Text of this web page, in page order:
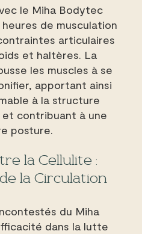
le Miha Bodytec
de musculation
articulaires
et haltères. La
les muscles à se
apportant ainsi
à la structure
contribuant à une
posture.
la Cellulite :
la Circulation
du Miha
dans la lutte